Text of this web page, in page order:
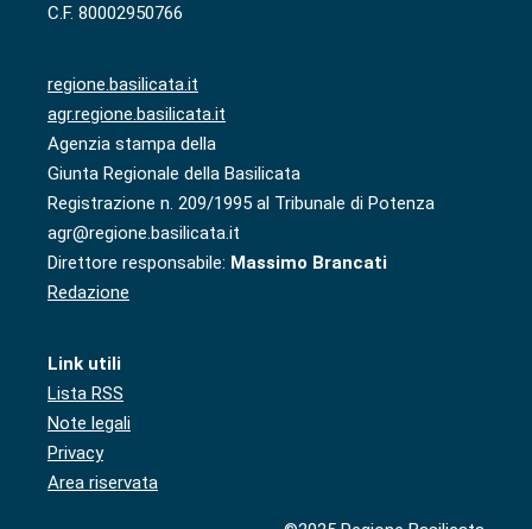
C.F. 80002950766
regione.basilicata.it
agr.regione.basilicata.it
Agenzia stampa della
Giunta Regionale della Basilicata
Registrazione n. 209/1995 al Tribunale di Potenza
agr@regione.basilicata.it
Direttore responsabile: Massimo Brancati
Redazione
Link utili
Lista RSS
Note legali
Privacy
Area riservata